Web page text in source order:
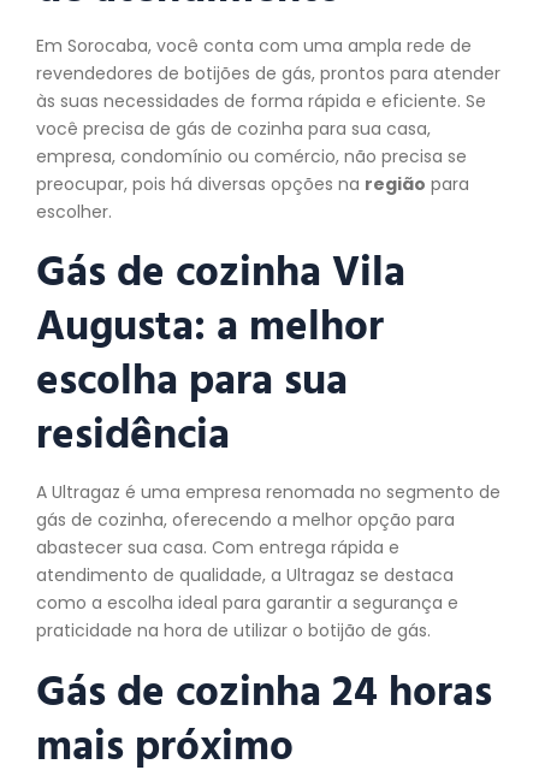
Em Sorocaba, você conta com uma ampla rede de
revendedores de botijões de gás, prontos para atender
às suas necessidades de forma rápida e eficiente. Se
você precisa de gás de cozinha para sua casa,
empresa, condomínio ou comércio, não precisa se
preocupar, pois há diversas opções na região para
escolher.
Gás de cozinha Vila
Augusta: a melhor
escolha para sua
residência
A Ultragaz é uma empresa renomada no segmento de
gás de cozinha, oferecendo a melhor opção para
abastecer sua casa. Com entrega rápida e
atendimento de qualidade, a Ultragaz se destaca
como a escolha ideal para garantir a segurança e
praticidade na hora de utilizar o botijão de gás.
Gás de cozinha 24 horas
mais próximo